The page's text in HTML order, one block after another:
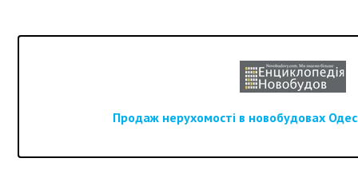
Продаж нерухомості в новобудовах